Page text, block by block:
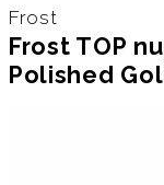
Frost
Frost TOP
Polished